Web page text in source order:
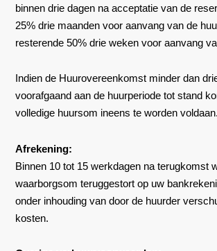
binnen drie dagen na acceptatie van de
25% drie maanden voor aanvang van de
resterende 50% drie weken voor aanvang
Indien de Huurovereenkomst minder dan
voorafgaand aan de huurperiode tot stand
volledige huursom ineens te worden voldaan.
Afrekening:
Binnen 10 tot 15 werkdagen na terugkomst
waarborgsom teruggestort op uw
onder inhouding van door de huurder
kosten.